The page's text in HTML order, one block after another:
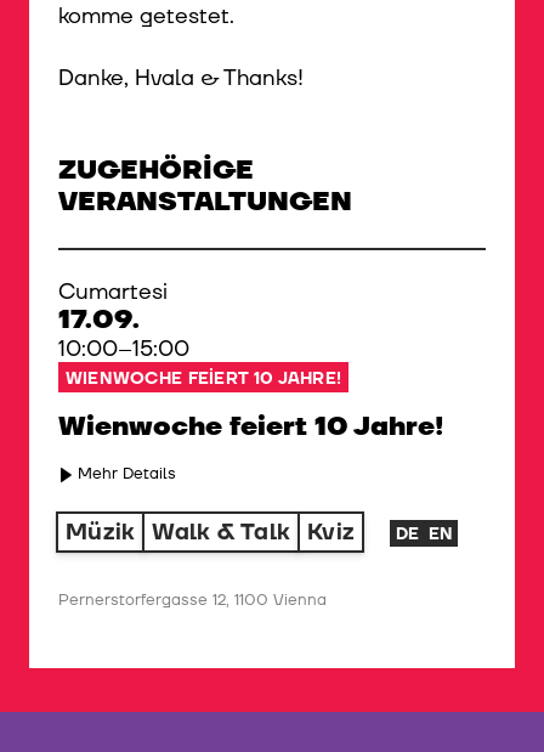
komme getestet.
Danke, Hvala & Thanks!
ZUGEHÖRIGE
VERANSTALTUNGEN
Cumartesi
17.09.
10:00–15:00
WIENWOCHE FEIERT 10 JAHRE!
Wienwoche feiert 10 Jahre!
Mehr Details
Müzik Walk & Talk Kviz DE EN
Pernerstorfergasse 12, 1100 Vienna